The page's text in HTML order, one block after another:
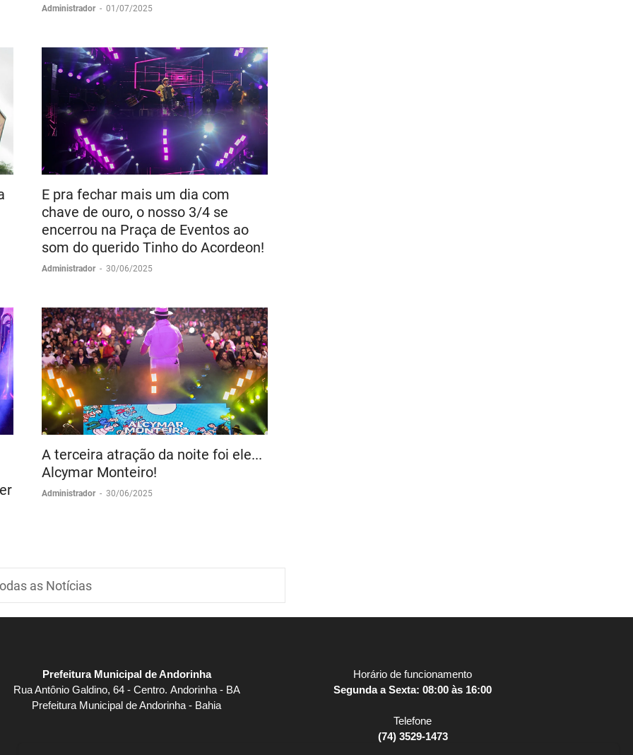
Administrador - 01/07/2025
E pra fechar mais um dia com
chave de ouro, o nosso 3/4 se
encerrou na Praça de Eventos ao
som do querido Tinho do Acordeon!
Administrador - 30/06/2025
A terceira atração da noite foi ele...
Alcymar Monteiro!
Administrador - 30/06/2025
as Notícias
Prefeitura Municipal de Andorinha
Rua Antônio Galdino, 64 - Centro. Andorinha - BA
Prefeitura Municipal de Andorinha - Bahia
Horário de funcionamento
Segunda a Sexta: 08:00 às 16:00
Telefone
(74) 3529-1473